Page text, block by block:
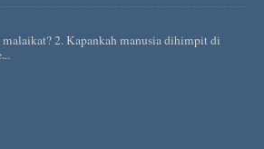
2. Kapankah manusia dihimpit di